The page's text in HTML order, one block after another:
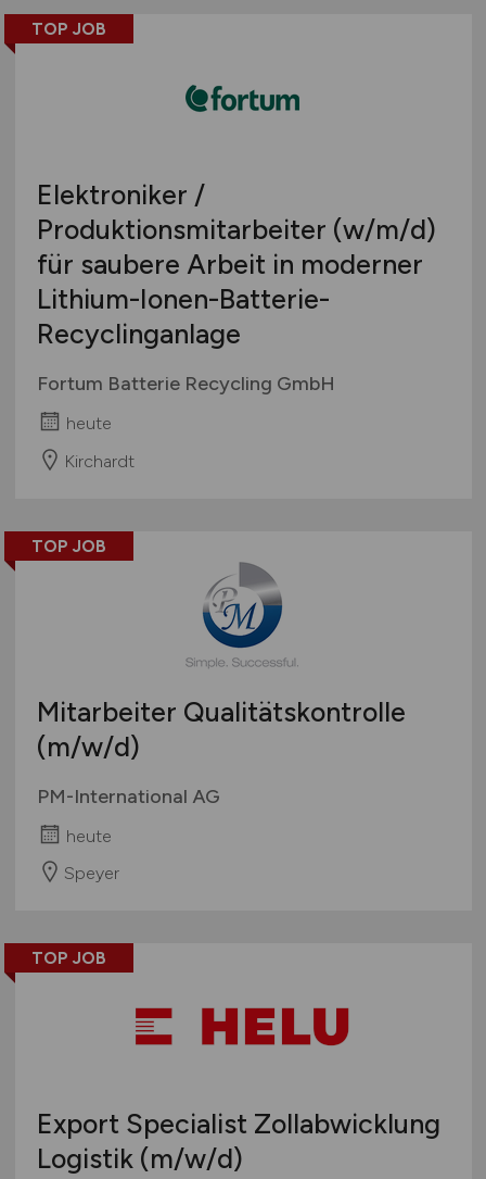
TOP JOB
Elektroniker /
Produktionsmitarbeiter (w/m/d)
für saubere Arbeit in moderner
Lithium-Ionen-Batterie-
Recyclinganlage
Fortum Batterie Recycling GmbH
heute
Kirchardt
TOP JOB
Mitarbeiter Qualitätskontrolle
(m/w/d)
PM-International AG
heute
Speyer
TOP JOB
Export Specialist Zollabwicklung
Logistik (m/w/d)